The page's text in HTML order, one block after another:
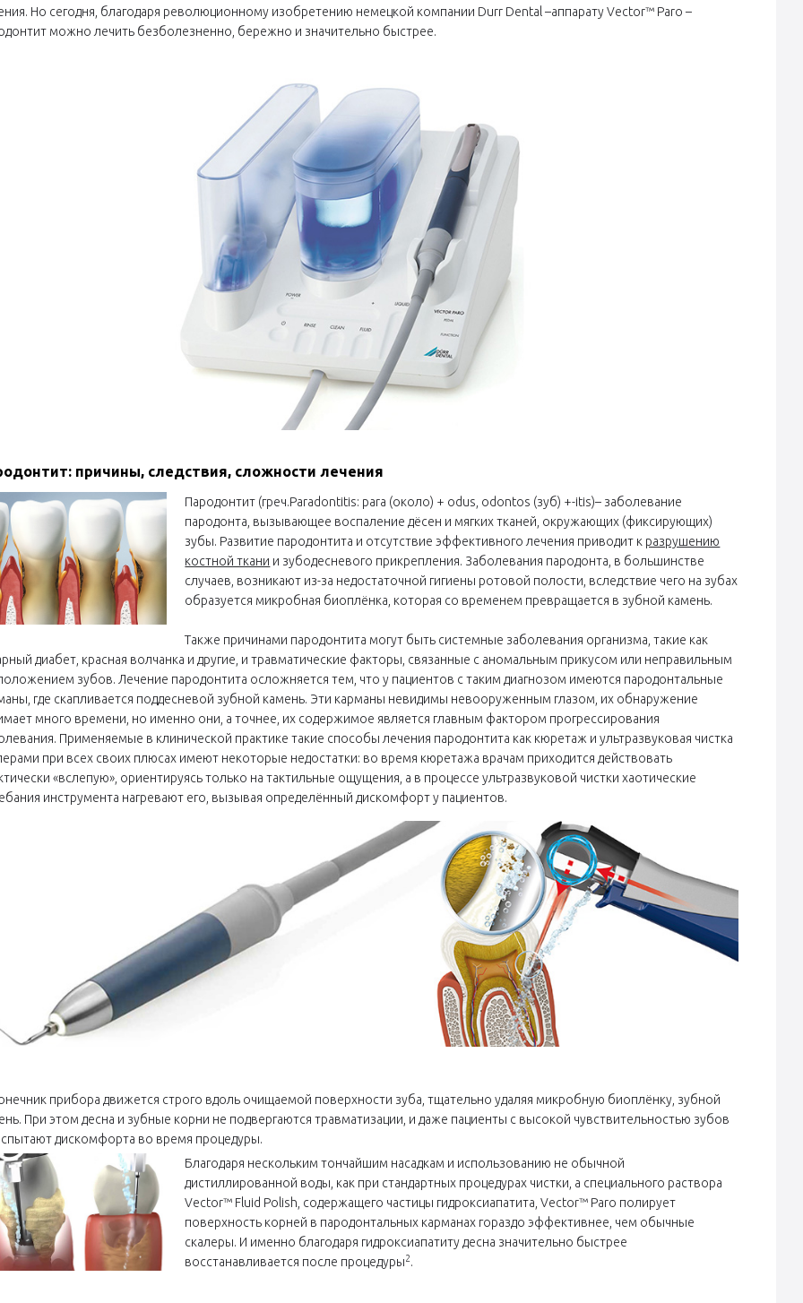
Но сегодня, благодаря революционному изобретению немецкой компании Durr Dental –аппарату Vector™ Paro –
можно лечить безболезненно, бережно и значительно быстрее.
причины, следствия, сложности лечения
Пародонтит (греч.Paradontitis: para (около) + odus, odontos (зуб) +-itis)– заболевание
пародонта, вызывающее воспаление дёсен и мягких тканей, окружающих (фиксирующих)
зубы. Развитие пародонтита и отсутствие эффективного лечения приводит к разрушению
костной ткани и зубодесневого прикрепления. Заболевания пародонта, в большинстве
случаев, возникают из-за недостаточной гигиены ротовой полости, вследствие чего на зубах
образуется микробная биоплёнка, которая со временем превращается в зубной камень.
Также причинами пародонтита могут быть системные заболевания организма, такие как
диабет, красная волчанка и другие, и травматические факторы, связанные с аномальным прикусом или неправильным
зубов. Лечение пародонтита осложняется тем, что у пациентов с таким диагнозом имеются пародонтальные
где скапливается поддесневой зубной камень. Эти карманы невидимы невооруженным глазом, их обнаружение
много времени, но именно они, а точнее, их содержимое является главным фактором прогрессирования
Применяемые в клинической практике такие способы лечения пародонтита как кюретаж и ультразвуковая чистка
при всех своих плюсах имеют некоторые недостатки: во время кюретажа врачам приходится действовать
«вслепую», ориентируясь только на тактильные ощущения, а в процессе ультразвуковой чистки хаотические
инструмента нагревают его, вызывая определённый дискомфорт у пациентов.
прибора движется строго вдоль очищаемой поверхности зуба, тщательно удаляя микробную биоплёнку, зубной
При этом десна и зубные корни не подвергаются травматизации, и даже пациенты с высокой чувствительностью зубов
дискомфорта во время процедуры.
Благодаря нескольким тончайшим насадкам и использованию не обычной
дистиллированной воды, как при стандартных процедурах чистки, а специального раствора
Vector™ Fluid Polish, содержащего частицы гидроксиапатита, Vector™ Paro полирует
поверхность корней в пародонтальных карманах гораздо эффективнее, чем обычные
скалеры. И именно благодаря гидроксиапатиту десна значительно быстрее
восстанавливается после процедуры2.